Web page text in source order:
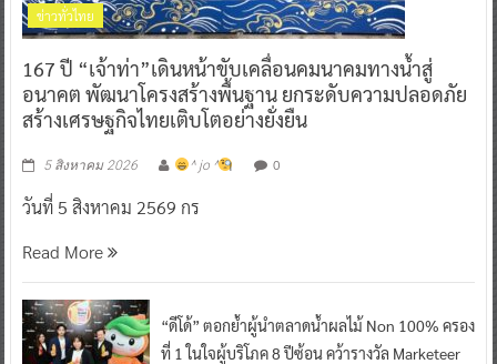
ข่าวทั่วไทย
167 ปี “เจ้าท่า”เดินหน้าขับเคลื่อนคมนาคมทางน้ำสู่
อนาคต พัฒนาโครงสร้างพื้นฐาน ยกระดับความปลอดภัย
สร้างเศรษฐกิจไทยเติบโตอย่างยั่งยืน
5 สิงหาคม 2026 ^ jo ^ 0
วันที่ 5 สิงหาคม 2569 กร
Read More
“ดีโด้” ตอกย้ำผู้นำตลาดน้ำผลไม้ Non 100% ครอง
ที่ 1 ในใจผู้บริโภค 8 ปีซ้อน คว้ารางวัล Marketeer